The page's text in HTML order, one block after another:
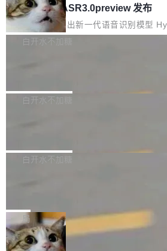
理解大规模代码仓时面临显著"代码仓理解"
颈。 代码仓深度理解服务（以下简称"
e深度理解服务"）是华为云码道（
数据。2024年9月3日下午4点，他使用此
的账号密码进入A集群，输入了一条被程序
称为"删库跑路"的命令——最高管理员权
自研的多个文生3D和...
oE 架构的大模型，好用到让人上瘾，但
存永远不够用。 Cloudflare 的 Workers
一直在跑这些模型的推理。他们在官方博
整性保护。效果是：吞吐量提升 41%，每
腾讯混元 Hy ASR3.0preview 发布
腾讯混元正式推出新一代语音识别模型 Hy
3.0preview。基于最新一代大语言模型
让语音识别不再只是听清，而是真正听懂
w 不要求标准普通话，方言识别覆盖粤语
白开水不加糖
新和少量网页兼容性修复版本。
容提供的字体时出现的几个问题 为避免音
质的最低采样率）的音频格式将被拒绝 修
SS 圆角虚线样式中可能存在的问题 如果
的图像元素不在同一个子树中，则它们将
白开水不加糖
发布的 Release Notes，他利用 AI 工具
最强的若干项。对于尚未正式发版的 PG
通过拉取过去一年内（从 PG 18 Beta1 时
至今）的所有 commit，同样交由 AI 分析
白开水不加糖
维护工作一直与我的日常工作、家务、社
和休闲娱乐竞争时间。" 这是 libexpat 维
ebastian Pipping 写在博客里的话。8 月
局
Firefox 153.0.3 发布